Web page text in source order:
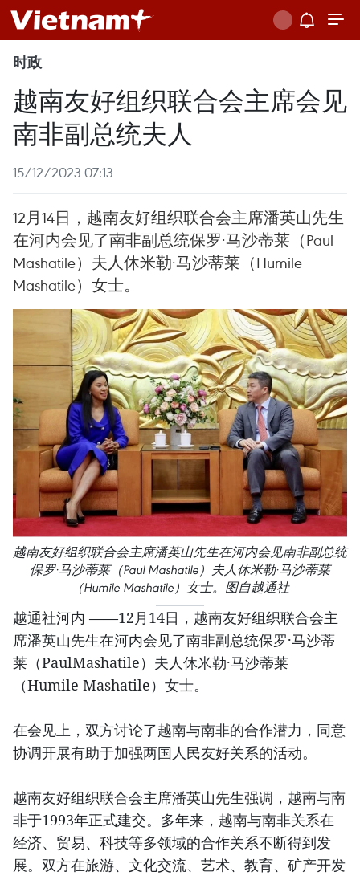
时政
越南友好组织联合会主席会见
南非副总统夫人
15/12/2023 07:13
12月14日，越南友好组织联合会主席潘英山先生
在河内会见了南非副总统保罗·马沙蒂莱（Paul
Mashatile）夫人休米勒·马沙蒂莱（Humile
Mashatile）女士。
越南友好组织联合会主席潘英山先生在河内会见南非副总统
保罗·马沙蒂莱（Paul Mashatile）夫人休米勒·马沙蒂莱
（Humile Mashatile）女士。图自越通社
越通社河内 ——12月14日，越南友好组织联合会主
席潘英山先生在河内会见了南非副总统保罗·马沙蒂
莱（PaulMashatile）夫人休米勒·马沙蒂莱
（Humile Mashatile）女士。
在会见上，双方讨论了越南与南非的合作潜力，同意
协调开展有助于加强两国人民友好关系的活动。
越南友好组织联合会主席潘英山先生强调，越南与南
非于1993年正式建交。多年来，越南与南非关系在
经济、贸易、科技等多领域的合作关系不断得到发
展。双方在旅游、文化交流、艺术、教育、矿产开发